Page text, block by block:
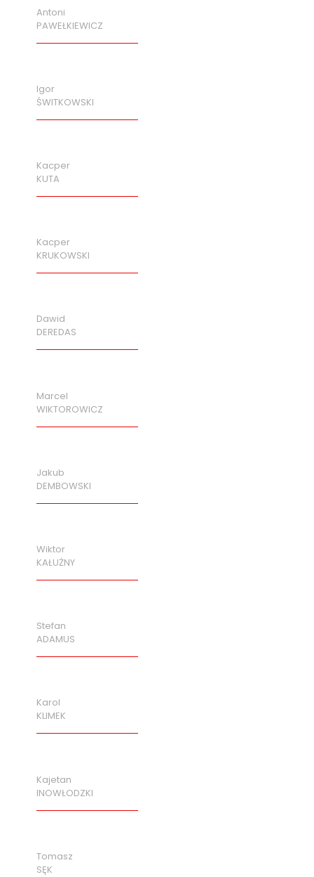
Antoni
PAWEŁKIEWICZ
Igor
ŚWITKOWSKI
Kacper
KUTA
Kacper
KRUKOWSKI
Dawid
DEREDAS
Marcel
WIKTOROWICZ
Jakub
DEMBOWSKI
Wiktor
KAŁUŻNY
Stefan
ADAMUS
Karol
KLIMEK
Kajetan
INOWŁODZKI
Tomasz
SĘK